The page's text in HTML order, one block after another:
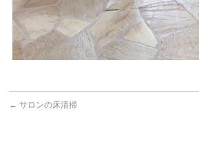
← サロンの床清掃